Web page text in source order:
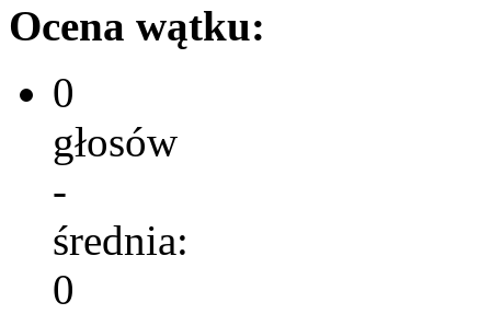
Ocena wątku:
0
głosów
-
średnia:
0